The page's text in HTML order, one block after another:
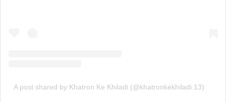
A post shared by Khatron Ke Khiladi (@khatronkekhiladi.13)